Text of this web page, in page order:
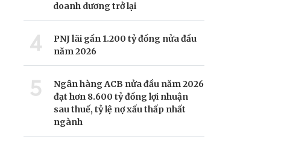
doanh dương trở lại
4
PNJ lãi gần 1.200 tỷ đồng nửa đầu
năm 2026
5
Ngân hàng ACB nửa đầu năm 2026
đạt hơn 8.600 tỷ đồng lợi nhuận
sau thuế, tỷ lệ nợ xấu thấp nhất
ngành